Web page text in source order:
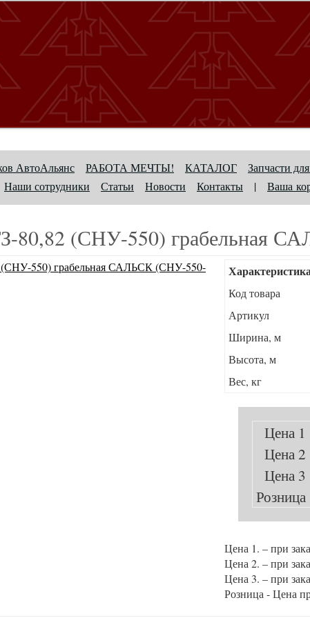
АвтоАльянс РАБОТА МЕЧТЫ! КАТАЛОГ Запчасти
Наши сотрудники Статьи Новости Контакты | Ваша
80,82 (СНУ-550) грабельная
Код товара
Артикул
Ширина, м
Высота, м
Вес, кг
Цена 1
Цена 2
Цена 3
Розница
Цена 1. – при
Цена 2. – при
Цена 3. – при
Розница - Цена